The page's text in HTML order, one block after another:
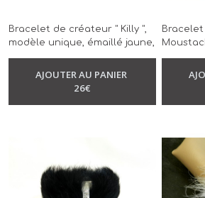
Bracelet de créateur " Killy ",
modèle unique, émaillé jaune,
mauve et violet, perles de
verre, perles en bois, réalisé à
Bracelet
AJOUTER AU PANIER
26€
cuir
réalisé